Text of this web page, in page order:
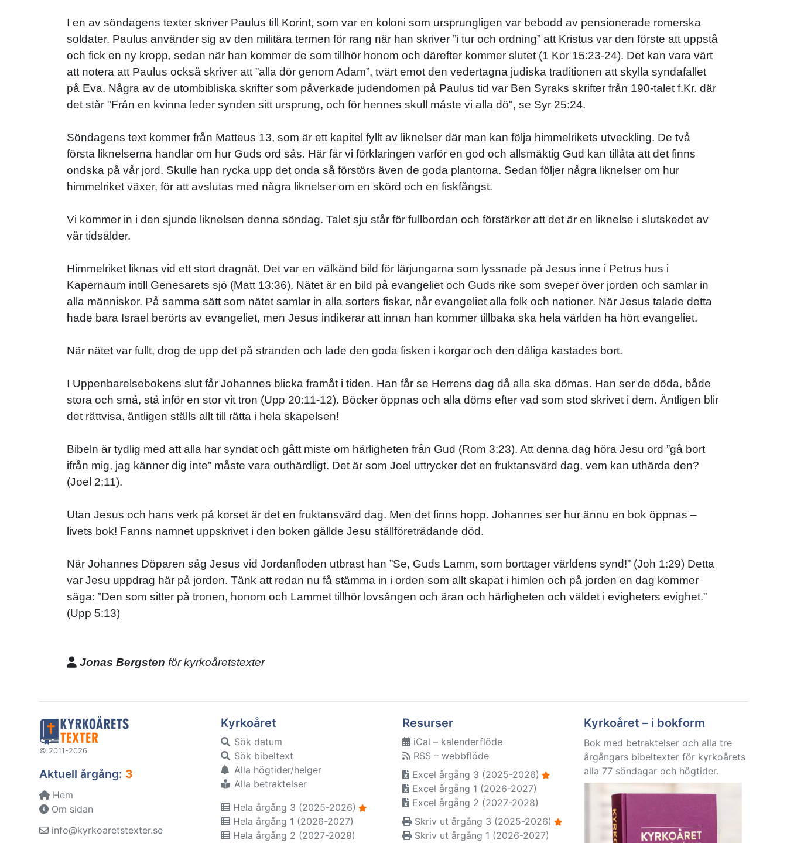
I en av söndagens texter skriver Paulus till Korint, som var en koloni som ursprungligen var bebodd av pensionerade romerska
soldater. Paulus använder sig av den militära termen för rang när han skriver ”i tur och ordning” att Kristus var den förste att uppstå
och fick en ny kropp, sedan när han kommer de som tillhör honom och därefter kommer slutet (1 Kor 15:23-24). Det kan vara värt
att notera att Paulus också skriver att ”alla dör genom Adam”, tvärt emot den vedertagna judiska traditionen att skylla syndafallet
på Eva. Några av de utombibliska skrifter som påverkade judendomen på Paulus tid var Ben Syraks skrifter från 190-talet f.Kr. där
det står "Från en kvinna leder synden sitt ursprung, och för hennes skull måste vi alla dö", se Syr 25:24.
Söndagens text kommer från Matteus 13, som är ett kapitel fyllt av liknelser där man kan följa himmelrikets utveckling. De två
första liknelserna handlar om hur Guds ord sås. Här får vi förklaringen varför en god och allsmäktig Gud kan tillåta att det finns
ondska på vår jord. Skulle han rycka upp det onda så förstörs även de goda plantorna. Sedan följer några liknelser om hur
himmelriket växer, för att avslutas med några liknelser om en skörd och en fiskfångst.
Vi kommer in i den sjunde liknelsen denna söndag. Talet sju står för fullbordan och förstärker att det är en liknelse i slutskedet av
vår tidsålder.
Himmelriket liknas vid ett stort dragnät. Det var en välkänd bild för lärjungarna som lyssnade på Jesus inne i Petrus hus i
Kapernaum intill Genesarets sjö (Matt 13:36). Nätet är en bild på evangeliet och Guds rike som sveper över jorden och samlar in
alla människor. På samma sätt som nätet samlar in alla sorters fiskar, når evangeliet alla folk och nationer. När Jesus talade detta
hade bara Israel berörts av evangeliet, men Jesus indikerar att innan han kommer tillbaka ska hela världen ha hört evangeliet.
När nätet var fullt, drog de upp det på stranden och lade den goda fisken i korgar och den dåliga kastades bort.
I Uppenbarelsebokens slut får Johannes blicka framåt i tiden. Han får se Herrens dag då alla ska dömas. Han ser de döda, både
stora och små, stå inför en stor vit tron (Upp 20:11-12). Böcker öppnas och alla döms efter vad som stod skrivet i dem. Äntligen blir
det rättvisa, äntligen ställs allt till rätta i hela skapelsen!
Bibeln är tydlig med att alla har syndat och gått miste om härligheten från Gud (Rom 3:23). Att denna dag höra Jesu ord ”gå bort
ifrån mig, jag känner dig inte” måste vara outhärdligt. Det är som Joel uttrycker det en fruktansvärd dag, vem kan uthärda den?
(Joel 2:11).
Utan Jesus och hans verk på korset är det en fruktansvärd dag. Men det finns hopp. Johannes ser hur ännu en bok öppnas –
livets bok! Fanns namnet uppskrivet i den boken gällde Jesu ställföreträdande död.
När Johannes Döparen såg Jesus vid Jordanfloden utbrast han ”Se, Guds Lamm, som borttager världens synd!” (Joh 1:29) Detta
var Jesu uppdrag här på jorden. Tänk att redan nu få stämma in i orden som allt skapat i himlen och på jorden en dag kommer
säga: ”Den som sitter på tronen, honom och Lammet tillhör lovsången och äran och härligheten och väldet i evigheters evighet.”
(Upp 5:13)
Jonas Bergsten för kyrkoåretstexter
© 2011-2026
Aktuell årgång: 3
Hem
Om sidan
info@kyrkoaretstexter.se
Kyrkoåret
Sök datum
Sök bibeltext
Alla högtider/helger
Alla betraktelser
Hela årgång 3 (2025-2026)
Hela årgång 1 (2026-2027)
Hela årgång 2 (2027-2028)
Resurser
iCal – kalenderflöde
RSS – webbflöde
Excel årgång 3 (2025-2026)
Excel årgång 1 (2026-2027)
Excel årgång 2 (2027-2028)
Skriv ut årgång 3 (2025-2026)
Skriv ut årgång 1 (2026-2027)
Kyrkoåret – i bokform
Bok med betraktelser och alla tre
årgångars bibeltexter för kyrkoårets
alla 77 söndagar och högtider.